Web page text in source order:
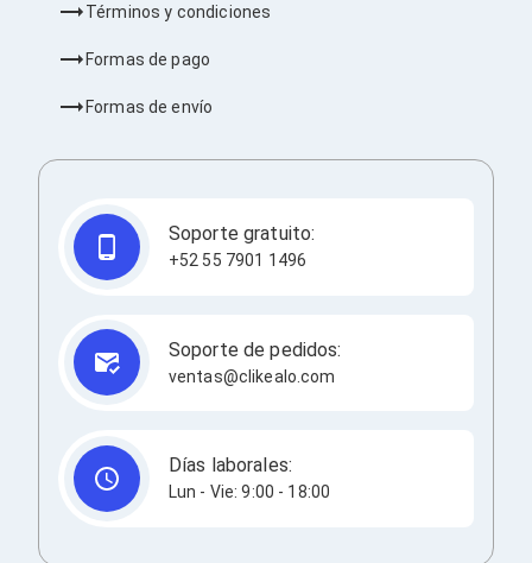
Adaptadores PC Teclado
Bluetooth
Adaptadores Video
Adaptadores Video DisplayPort
Divisores de Video
Extensores y Receptores de Vídeo
Adaptadores Video VGA / HD15
Repetidores USB
Adaptadores Audio
Adaptadores Audio AUX
Dispositivos de Entrada
Mousepads
Controles de Juego para PC
Servidores
Accesorios para Servidores
Charolas para Racks y Gabinetes
Términos y condiciones
Formas de pago
Formas de envío
Soporte gratuito:
+52 55 7901 1496
Soporte de pedidos:
ventas@clikealo.com
Días laborales:
Lun - Vie: 9:00 - 18:00